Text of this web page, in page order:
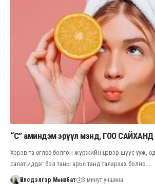
“C” аминдэм эрүүл мэнд, ГОО САЙХАНД
Хэрэв та өглөө болгон жүржийн цэвэр шүүс ууж,
салат иддэг бол таны арьс танд талархах болно.…
Үйлсдэлгэр Мөнхбат 3 минут уншина